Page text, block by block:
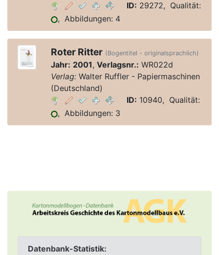
Datenbank-Statistik:
ID: 29272, Qualität:
, Abbildungen: 4
Roter Ritter (Bogentitel - originalsprachlich)
Jahr: 2001, Verlagsnr.: WR022d
Verlag:Walter Ruffler - Papiermaschinen
(Deutschland)
ID: 10940, Qualität:
, Abbildungen: 3